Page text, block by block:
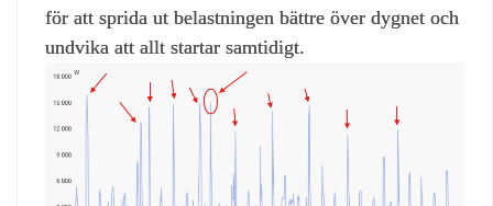
för att sprida ut belastningen bättre över dygnet och
undvika att allt startar samtidigt.